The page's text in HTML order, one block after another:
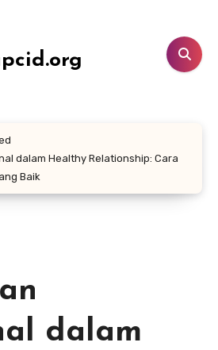
dalam Healthy Relationship: Cara
Baik
dalam